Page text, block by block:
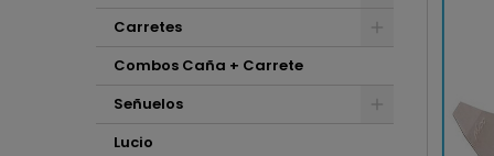
Carretes
Combos Caña + Carrete
Señuelos
Lucio